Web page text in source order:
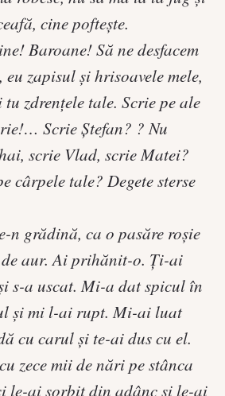
cine pofteşte.
Baroane! Să ne desfacem
zapisul şi hrisoavele mele,
tu zdrenţele tale. Scrie pe ale
Scrie Ştefan? ? Nu
scrie Vlad, scrie Matei?
cârpele tale? Degete sterse
n grădină, ca o pasăre roşie
aur. Ai prihănit-o. Ţi-ai
s-a uscat. Mi-a dat spicul în
şi mi l-ai rupt. Mi-ai luat
cu carul şi te-ai dus cu el.
zece mii de nări pe stânca
le-ai sorbit din adânc şi le-ai